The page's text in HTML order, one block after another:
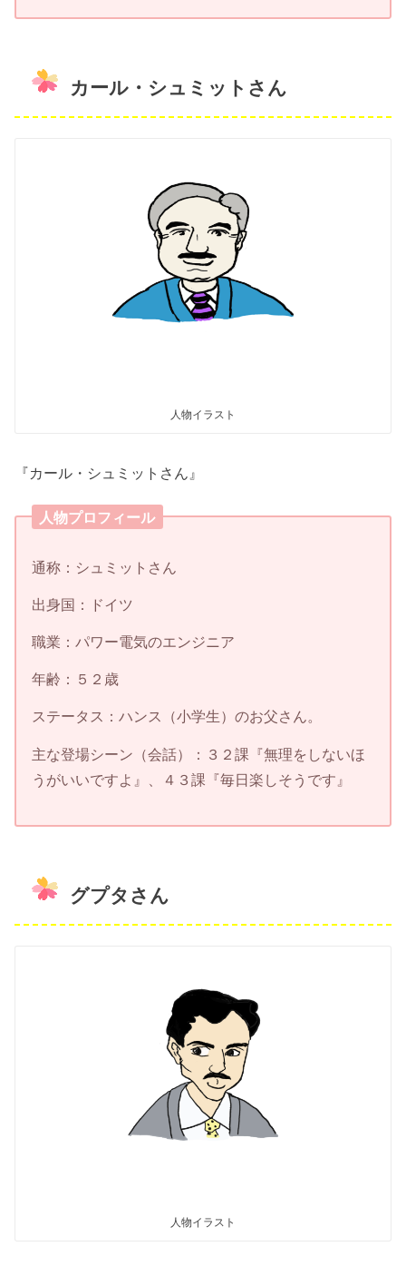
カール・シュミットさん
人物イラスト
『カール・シュミットさん』
人物プロフィール
通称：シュミットさん
出身国：ドイツ
職業：パワー電気のエンジニア
年齢：５２歳
ステータス：ハンス（小学生）のお父さん。
主な登場シーン（会話）：３２課『無理をしないほ
うがいいですよ』、４３課『毎日楽しそうです』
グプタさん
人物イラスト